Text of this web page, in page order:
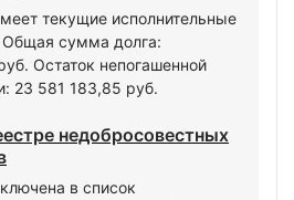
текущие исполнительные
Общая сумма долга:
Остаток непогашенной
23 581 183,85 руб.
недобросовестных
в список